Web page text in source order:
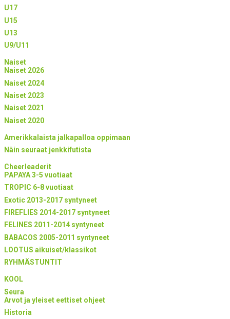
U17
U15
U13
U9/U11
Naiset
Naiset 2026
Naiset 2024
Naiset 2023
Naiset 2021
Naiset 2020
Amerikkalaista jalkapalloa oppimaan
Näin seuraat jenkkifutista
Cheerleaderit
PAPAYA 3-5 vuotiaat
TROPIC 6-8 vuotiaat
Exotic 2013-2017 syntyneet
FIREFLIES 2014-2017 syntyneet
FELINES 2011-2014 syntyneet
BABACOS 2005-2011 syntyneet
LOOTUS aikuiset/klassikot
RYHMÄSTUNTIT
KOOL
Seura
Arvot ja yleiset eettiset ohjeet
Historia